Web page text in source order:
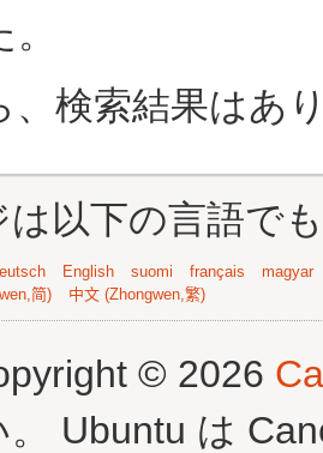
、検索結果はあ
は以下の言語で
English suomi français
magyar
简) 中文 (Zhongwen,繁)
© 2026
Ubuntu は